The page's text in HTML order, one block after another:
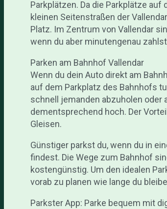
Parkplätzen. Da die Parkplätze
kleinen Seitenstraßen der
Platz. Im Zentrum von Vallendar
wenn du aber minutengenau
Parken am Bahnhof Vallendar
Wenn du dein Auto direkt am
auf dem Parkplatz des Bahnhofs
schnell jemanden abzuholen oder
dementsprechend hoch. Der
Gleisen.
Günstiger parkst du, wenn du in
findest. Die Wege zum Bahnhof
kostengünstig. Um den idealen
vorab zu planen wie lange du
Parkster App: Parke bequem mit